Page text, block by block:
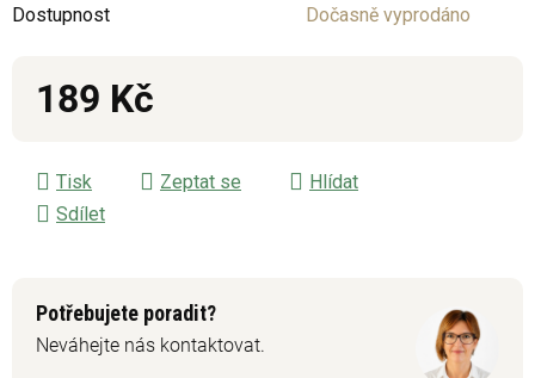
Dostupnost
Dočasně vyprodáno
189 Kč
Tisk Zeptat se
Hlídat
Sdílet
Potřebujete poradit?
Neváhejte nás kontaktovat.